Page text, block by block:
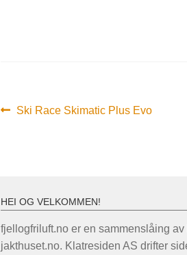
Innleggsnavigasjon
Forrige
Ski Race Skimatic Plus Evo
HEI OG VELKOMMEN!
fjellogfriluft.no er en sammenslåing
jakthuset.no. Klatresiden AS drifter